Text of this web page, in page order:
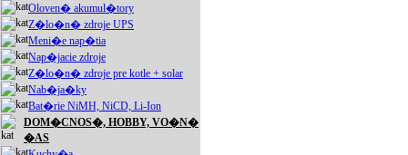
Oloven� akumul�tory
Z�lo�n� zdroje UPS
Meni�e nap�tia
Nap�jacie zdroje
Z�lo�n� zdroje pre kotle + solar
Nab�ja�ky
Bat�rie NiMH, NiCD, Li-Ion
DOM�CNOS�, HOBBY, VO�N�
�AS